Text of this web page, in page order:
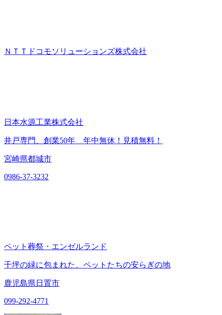
ＮＴＴドコモソリューションズ株式会社
日本水源工業株式会社
井戸専門、創業50年 年中無休！見積無料！
宮崎県都城市
0986-37-3232
ペット葬祭・エンゼルランド
千坪の緑に包まれた、ペットたちの安らぎの地
鹿児島県日置市
099-292-4771